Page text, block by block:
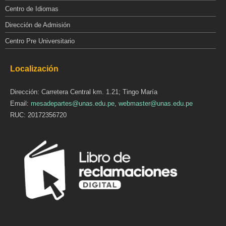
Centro de Idiomas
Dirección de Admisión
Centro Pre Universitario
Localización
Dirección: Carretera Central km. 1.21; Tingo María
Email: mesadepartes@unas.edu.pe, webmaster@unas.edu.pe
RUC: 20172356720